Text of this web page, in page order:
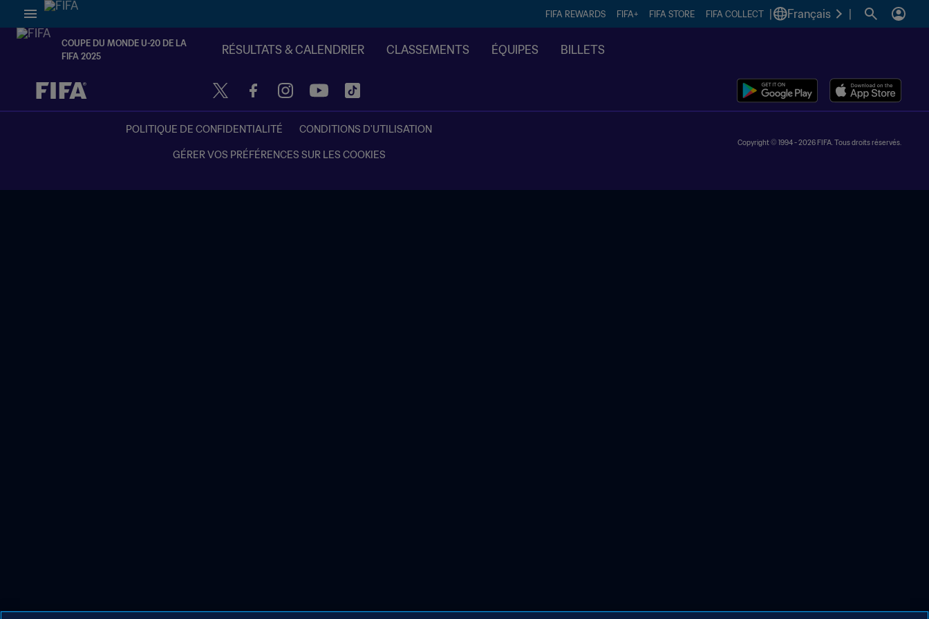
FIFA REWARDS FIFA+ FIFA STORE FIFA COLLECT Français
COUPE DU MONDE U-20 DE LA
FIFA 2025
RÉSULTATS & CALENDRIER CLASSEMENTS ÉQUIPES BILLETS
à dét. – à dét.
POLITIQUE DE CONFIDENTIALITÉ CONDITIONS D'UTILISATION
GÉRER VOS PRÉFÉRENCES SUR LES COOKIES
Copyright © 1994 - 2026 FIFA. Tous droits réservés.